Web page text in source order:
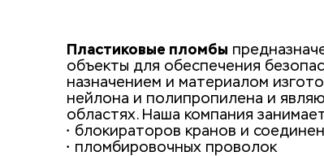
Пластиковые пломбы
объекты для обеспечения
назначением и материалом
нейлона и полипропилена и
областях. Наша компания
• блокираторов кранов и
• пломбировочных проволок